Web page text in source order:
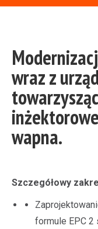
wraz z
wapna.
Szczegółowy
formule EPC